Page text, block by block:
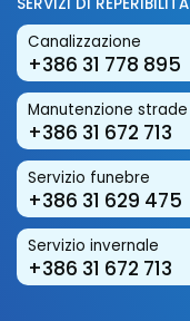
Canalizzazione
+386 31 778 895
Manutenzione strade
+386 31 672 713
Servizio funebre
+386 31 629 475
Servizio invernale
+386 31 672 713